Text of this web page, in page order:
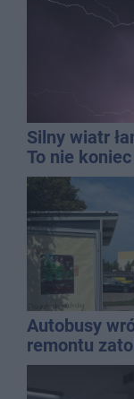
Silny wiatr
To nie
Autobusy
remontu